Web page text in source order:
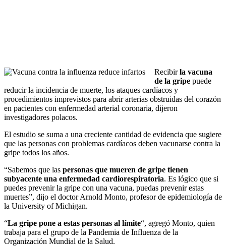
Recibirla vacuna
de la gripe puede
reducir la incidencia de muerte, los ataques cardíacos y
procedimientos imprevistos para abrir arterias obstruidas del corazón
en pacientes con enfermedad arterial coronaria, dijeron
investigadores polacos.
El estudio se suma a una creciente cantidad de evidencia que sugiere
que las personas con problemas cardíacos deben vacunarse contra la
gripe todos los años.
“Sabemos que las personas que mueren de gripe tienen
subyacente una enfermedad cardiorespiratoria. Es lógico que si
puedes prevenir la gripe con una vacuna, puedas prevenir estas
muertes”, dijo el doctor Arnold Monto, profesor de epidemiología de
la University of Michigan.
“La gripe pone a estas personas al límite“, agregó Monto, quien
trabaja para el grupo de la Pandemia de Influenza de la
Organización Mundial de la Salud.